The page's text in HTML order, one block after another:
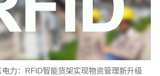
力：RFID智能货架实现物资管理新升级